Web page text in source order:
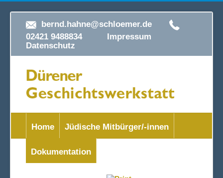
bernd.hahne@schloemer.de
02421 9488834 Impressum
Datenschutz
Home Jüdische Mitbürger/-innen
Dokumentation